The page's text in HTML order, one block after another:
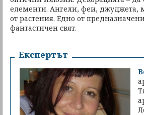
елементи. Ангели, феи, джуджета,
от растения. Едно от
фантастичен свят.
Експертът